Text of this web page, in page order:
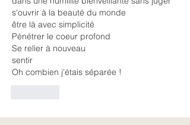
s'ouvrir à la beauté du monde
être là avec simplicité
Pénétrer le coeur profond
Se relier à nouveau
sentir
Oh combien j'étais séparée !